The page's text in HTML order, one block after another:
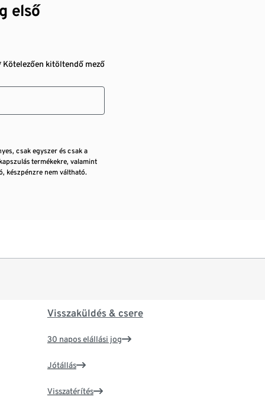
első
Kötelezően kitöltendő mező
csak egyszer és csak a
termékekre, valamint
készpénzre nem váltható.
Visszaküldés & csere
30 napos elállási jog
Jótállás
Visszatérítés